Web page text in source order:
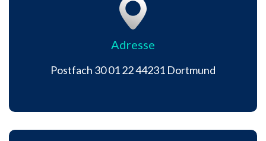
Adresse
Postfach 30 01 22 44231 Dortmund